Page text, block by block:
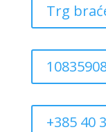
Trg
+385 40